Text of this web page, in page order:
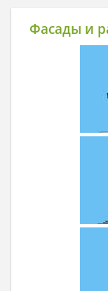
Фасады и